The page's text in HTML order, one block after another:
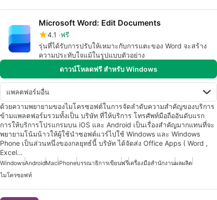
Microsoft Word: Edit Documents
4.1
ฟรี
รุ่นที่ได้รับการปรับให้เหมาะกับการแตะของ Word จะสร้าง
ความประทับใจแม้ในรูปแบบตัวอย่าง
ดาวน์โหลดฟรี สำหรับ Windows
แพลตฟอร์มอื่น
ด้วยความพยายามของไมโครซอฟต์ในการจัดลำดับความสำคัญของบริการ
ข้ามแพลตฟอร์มรวมทั้งเป็น บริษัท ที่ให้บริการ โทรศัพท์มือถืออันดับแรก
การให้บริการโปรแกรมบน iOS และ Android เป็นเรื่องสำคัญมากแทนที่จะ
พยายามโน้มน้าวให้ผู้ใช้นำซอฟต์แวร์ไปใช้ Windows และ Windows
Phone เป็นส่วนหนึ่งของกลยุทธ์นี้ บริษัท ได้จัดส่ง Office Apps ( Word ,
Excel…
WindowsAndroidMaciPhoneบรรณาธิการเขียนฟรีเครื่องมือสำนักงานผลผลิต
ไมโครซอฟท์